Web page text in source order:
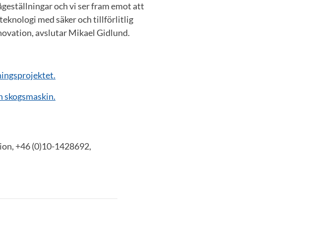
och vi ser fram emot att
med säker och tillförlitlig
avslutar Mikael Gidlund.
skogsmaskin.
+46 (0)10-1428692,